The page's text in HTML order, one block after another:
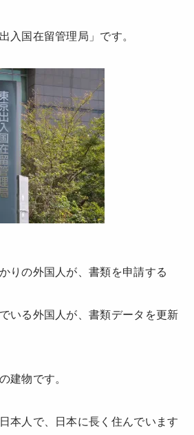
入国在留管理局」です。
りの外国人が、書類を申請する
いる外国人が、書類データを更新
建物です。
本人で、日本に長く住んでいます